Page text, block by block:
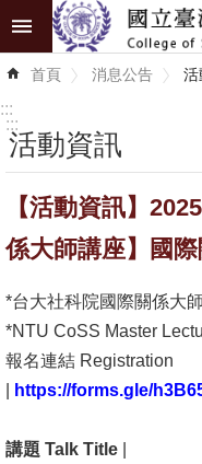
跳到主要內容區塊
進
階
識
學
研
首頁 消息公告 活
:::
:::
活動資訊
【活動資訊】
係大師講座】國
*台大社科院國際關係大
*NTU CoSS Master
報名連結 Registration
https://forms.gle/
講題 Talk Title